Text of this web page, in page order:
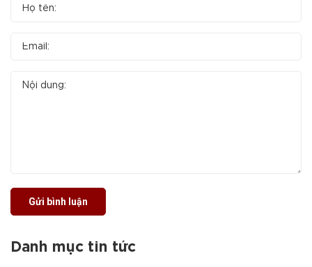
Gửi bình luận
Danh mục tin tức